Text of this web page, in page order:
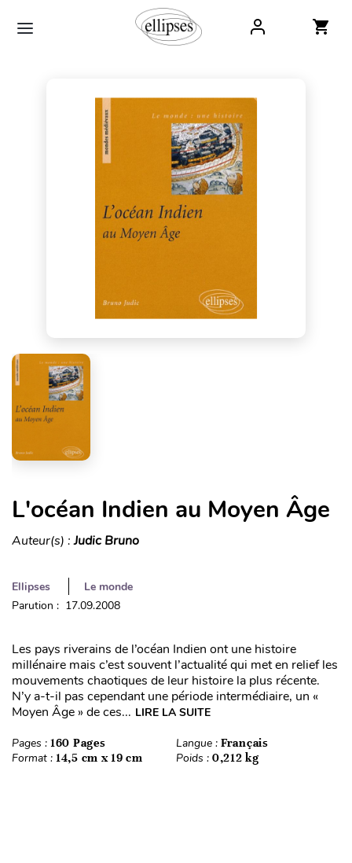
L'océan Indien au Moyen Âge
Auteur(s) :Judic Bruno
Ellipses
Le monde
Parution : 17.09.2008
Les pays riverains de l’océan Indien ont une histoire
millénaire mais c’est souvent l’actualité qui met en relief les
mouvements chaotiques de leur histoire la plus récente.
N’y a-t-il pas cependant une période intermédiaire, un «
Moyen Âge » de ces... LIRE LA SUITE
Pages : 160 Pages Langue : Français
Format : 14,5 cm x 19 cm Poids : 0,212 kg